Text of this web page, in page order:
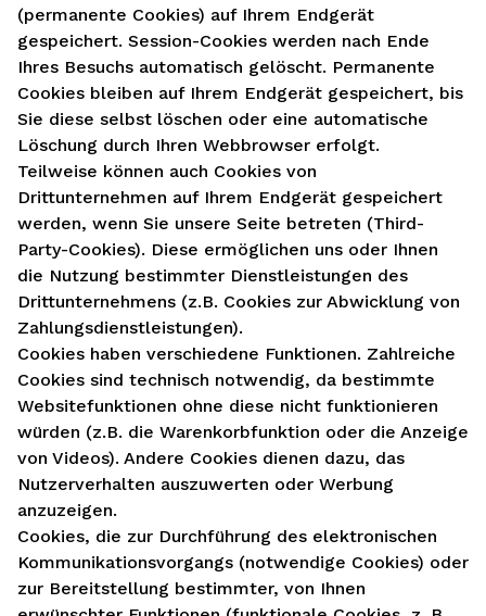
(permanente Cookies) auf Ihrem Endgerät
gespeichert. Session-Cookies werden nach Ende
Ihres Besuchs automatisch gelöscht. Permanente
Cookies bleiben auf Ihrem Endgerät gespeichert, bis
Sie diese selbst löschen oder eine automatische
Löschung durch Ihren Webbrowser erfolgt.
Teilweise können auch Cookies von
Drittunternehmen auf Ihrem Endgerät gespeichert
werden, wenn Sie unsere Seite betreten (Third-
Party-Cookies). Diese ermöglichen uns oder Ihnen
die Nutzung bestimmter Dienstleistungen des
Drittunternehmens (z.B. Cookies zur Abwicklung von
Zahlungsdienstleistungen).
Cookies haben verschiedene Funktionen. Zahlreiche
Cookies sind technisch notwendig, da bestimmte
Websitefunktionen ohne diese nicht funktionieren
würden (z.B. die Warenkorbfunktion oder die Anzeige
von Videos). Andere Cookies dienen dazu, das
Nutzerverhalten auszuwerten oder Werbung
anzuzeigen.
Cookies, die zur Durchführung des elektronischen
Kommunikationsvorgangs (notwendige Cookies) oder
zur Bereitstellung bestimmter, von Ihnen